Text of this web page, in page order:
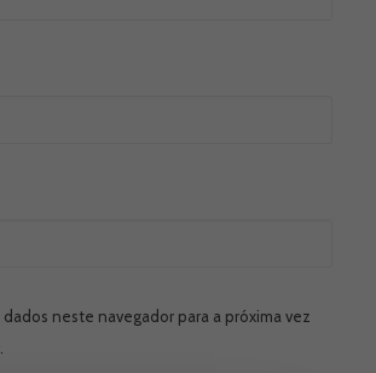
dados neste navegador para a próxima vez